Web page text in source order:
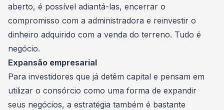
aberto, é possível adiantá-las, encerrar o
compromisso com a administradora e reinvestir o
dinheiro adquirido com a venda do terreno. Tudo é
negócio.
Expansão empresarial
Para investidores que já detêm capital e pensam em
utilizar o consórcio como uma forma de expandir
seus negócios, a estratégia também é bastante